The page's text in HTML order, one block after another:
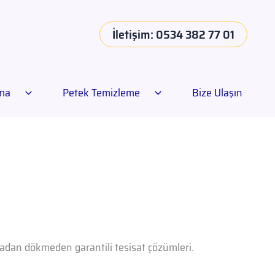
İletişim: 0534 382 77 01
Petek Temizleme Bize Ulaşın
dökmeden garantili tesisat çözümleri.